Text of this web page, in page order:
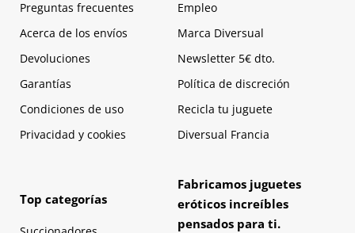
Preguntas frecuentes
Acerca de los envíos
Devoluciones
Garantías
Condiciones de uso
Privacidad y cookies
Empleo
Marca Diversual
Newsletter 5€ dto.
Política de discreción
Recicla tu juguete
Diversual Francia
Top categorías
Fabricamos juguetes
eróticos increíbles
pensados para ti.